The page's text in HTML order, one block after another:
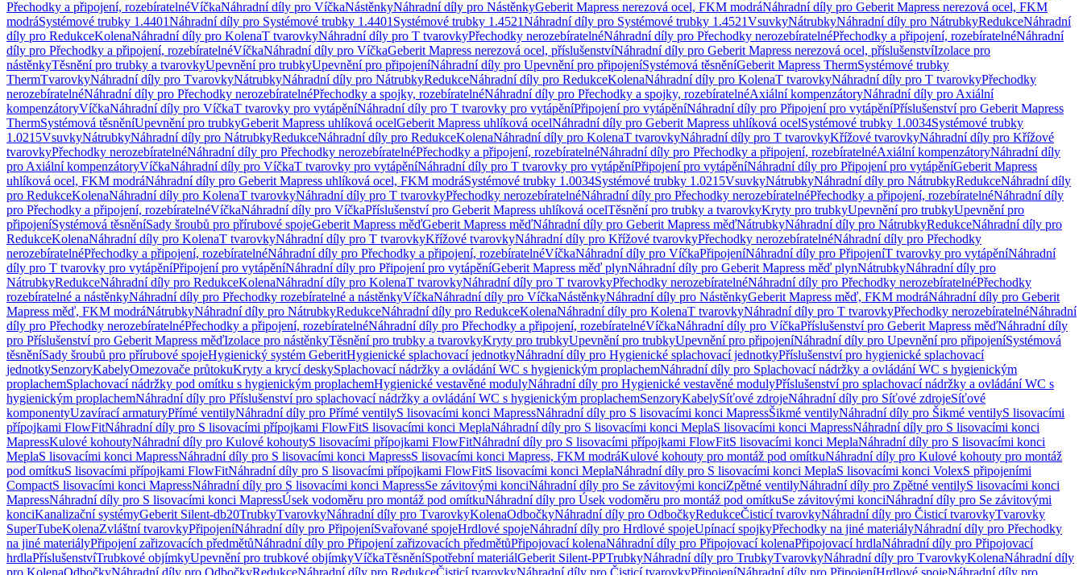
Přechodky a připojení, rozebíratelnéVíčkaNáhradní díly pro VíčkaNástěnkyNáhradní díly pro NástěnkyGeberit Mapress nerezová ocel, FKM modráNáhradní díly pro Geberit Mapress nerezová ocel, FKM
modráSystémové trubky 1.4401Náhradní díly pro Systémové trubky 1.4401 Systémové trubky 1.4521Náhradní díly pro Systémové trubky 1.4521VsuvkyNátrubkyNáhradní díly pro NátrubkyRedukceNáhradní
díly pro RedukceKolenaNáhradní díly pro KolenaT tvarovkyNáhradní díly pro T tvarovkyPřechodky nerozebíratelnéNáhradní díly pro Přechodky nerozebíratelnéPřechodky a připojení, rozebíratelnéNáhradní
díly pro Přechodky a připojení, rozebíratelnéVíčkaNáhradní díly pro VíčkaGeberit Mapress nerezová ocel, příslušenstvíNáhradní díly pro Geberit Mapress nerezová ocel, příslušenstvíIzolace pro
nástěnkyTěsnění pro trubky a tvarovkyUpevnění pro trubkyUpevnění pro připojeníNáhradní díly pro Upevnění pro připojeníSystémová těsněníGeberit Mapress ThermSystémové trubky
ThermTvarovkyNáhradní díly pro TvarovkyNátrubkyNáhradní díly pro NátrubkyRedukceNáhradní díly pro RedukceKolenaNáhradní díly pro KolenaT tvarovkyNáhradní díly pro T tvarovkyPřechodky
nerozebíratelnéNáhradní díly pro Přechodky nerozebíratelnéPřechodky a spojky, rozebíratelnéNáhradní díly pro Přechodky a spojky, rozebíratelnéAxiální kompenzátoryNáhradní díly pro Axiální
kompenzátoryVíčkaNáhradní díly pro VíčkaT tvarovky pro vytápěníNáhradní díly pro T tvarovky pro vytápěníPřipojení pro vytápěníNáhradní díly pro Připojení pro vytápěníPříslušenství pro Geberit Mapress
ThermSystémová těsněníUpevnění pro trubkyGeberit Mapress uhlíková ocelGeberit Mapress uhlíková ocelNáhradní díly pro Geberit Mapress uhlíková ocelSystémové trubky 1.0034Systémové trubky
1.0215VsuvkyNátrubkyNáhradní díly pro NátrubkyRedukceNáhradní díly pro RedukceKolenaNáhradní díly pro KolenaT tvarovkyNáhradní díly pro T tvarovkyKřížové tvarovkyNáhradní díly pro Křížové
tvarovkyPřechodky nerozebíratelnéNáhradní díly pro Přechodky nerozebíratelnéPřechodky a připojení, rozebíratelnéNáhradní díly pro Přechodky a připojení, rozebíratelnéAxiální kompenzátoryNáhradní díly
pro Axiální kompenzátoryVíčkaNáhradní díly pro VíčkaT tvarovky pro vytápěníNáhradní díly pro T tvarovky pro vytápěníPřipojení pro vytápěníNáhradní díly pro Připojení pro vytápěníGeberit Mapress
uhlíková ocel, FKM modráNáhradní díly pro Geberit Mapress uhlíková ocel, FKM modráSystémové trubky 1.0034Systémové trubky 1.0215VsuvkyNátrubkyNáhradní díly pro NátrubkyRedukceNáhradní díly
pro RedukceKolenaNáhradní díly pro KolenaT tvarovkyNáhradní díly pro T tvarovkyPřechodky nerozebíratelnéNáhradní díly pro Přechodky nerozebíratelnéPřechodky a připojení, rozebíratelnéNáhradní díly
pro Přechodky a připojení, rozebíratelnéVíčkaNáhradní díly pro VíčkaPříslušenství pro Geberit Mapress uhlíková ocelTěsnění pro trubky a tvarovkyKryty pro trubkyUpevnění pro trubkyUpevnění pro
připojeníSystémová těsněníSady šroubů pro přírubové spojeGeberit Mapress měďGeberit Mapress měďNáhradní díly pro Geberit Mapress měďNátrubkyNáhradní díly pro NátrubkyRedukceNáhradní díly pro
RedukceKolenaNáhradní díly pro KolenaT tvarovkyNáhradní díly pro T tvarovkyKřížové tvarovkyNáhradní díly pro Křížové tvarovkyPřechodky nerozebíratelnéNáhradní díly pro Přechodky
nerozebíratelnéPřechodky a připojení, rozebíratelnéNáhradní díly pro Přechodky a připojení, rozebíratelnéVíčkaNáhradní díly pro VíčkaPřipojeníNáhradní díly pro PřipojeníT tvarovky pro vytápěníNáhradní
díly pro T tvarovky pro vytápěníPřipojení pro vytápěníNáhradní díly pro Připojení pro vytápěníGeberit Mapress měď plynNáhradní díly pro Geberit Mapress měď plynNátrubkyNáhradní díly pro
NátrubkyRedukceNáhradní díly pro RedukceKolenaNáhradní díly pro KolenaT tvarovkyNáhradní díly pro T tvarovkyPřechodky nerozebíratelnéNáhradní díly pro Přechodky nerozebíratelnéPřechodky
rozebíratelné a nástěnkyNáhradní díly pro Přechodky rozebíratelné a nástěnkyVíčkaNáhradní díly pro VíčkaNástěnkyNáhradní díly pro NástěnkyGeberit Mapress měď, FKM modráNáhradní díly pro Geberit
Mapress měď, FKM modráNátrubkyNáhradní díly pro NátrubkyRedukceNáhradní díly pro RedukceKolenaNáhradní díly pro KolenaT tvarovkyNáhradní díly pro T tvarovkyPřechodky nerozebíratelnéNáhradní
díly pro Přechodky nerozebíratelnéPřechodky a připojení, rozebíratelnéNáhradní díly pro Přechodky a připojení, rozebíratelnéVíčkaNáhradní díly pro VíčkaPříslušenství pro Geberit Mapress měďNáhradní díly
pro Příslušenství pro Geberit Mapress měďIzolace pro nástěnkyTěsnění pro trubky a tvarovkyKryty pro trubkyUpevnění pro trubkyUpevnění pro připojeníNáhradní díly pro Upevnění pro připojeníSystémová
těsněníSady šroubů pro přírubové spojeHygienický systém GeberitHygienické splachovací jednotkyNáhradní díly pro Hygienické splachovací jednotkyPříslušenství pro hygienické splachovací
jednotkySenzoryKabelyOmezovače průtokuKryty a krycí deskySplachovací nádržky a ovládání WC s hygienickým proplachemNáhradní díly pro Splachovací nádržky a ovládání WC s hygienickým
proplachemSplachovací nádržky pod omítku s hygienickým proplachemHygienické vestavěné modulyNáhradní díly pro Hygienické vestavěné modulyPříslušenství pro splachovací nádržky a ovládání WC s
hygienickým proplachemNáhradní díly pro Příslušenství pro splachovací nádržky a ovládání WC s hygienickým proplachemSenzoryKabelySíťové zdrojeNáhradní díly pro Síťové zdrojeSíťové
komponentyUzavírací armaturyPřímé ventilyNáhradní díly pro Přímé ventilyS lisovacími konci MapressNáhradní díly pro S lisovacími konci MapressŠikmé ventilyNáhradní díly pro Šikmé ventilyS lisovacími
přípojkami FlowFitNáhradní díly pro S lisovacími přípojkami FlowFitS lisovacími konci MeplaNáhradní díly pro S lisovacími konci MeplaS lisovacími konci MapressNáhradní díly pro S lisovacími konci
MapressKulové kohoutyNáhradní díly pro Kulové kohoutyS lisovacími přípojkami FlowFitNáhradní díly pro S lisovacími přípojkami FlowFitS lisovacími konci MeplaNáhradní díly pro S lisovacími konci
MeplaS lisovacími konci MapressNáhradní díly pro S lisovacími konci MapressS lisovacími konci Mapress, FKM modráKulové kohouty pro montáž pod omítkuNáhradní díly pro Kulové kohouty pro montáž
pod omítkuS lisovacími přípojkami FlowFitNáhradní díly pro S lisovacími přípojkami FlowFitS lisovacími konci MeplaNáhradní díly pro S lisovacími konci MeplaS lisovacími konci VolexS připojeními
CompactS lisovacími konci MapressNáhradní díly pro S lisovacími konci MapressSe závitovými konciNáhradní díly pro Se závitovými konciZpětné ventilyNáhradní díly pro Zpětné ventilyS lisovacími konci
MapressNáhradní díly pro S lisovacími konci MapressÚsek vodoměru pro montáž pod omítkuNáhradní díly pro Úsek vodoměru pro montáž pod omítkuSe závitovými konciNáhradní díly pro Se závitovými
konciKanalizační systémyGeberit Silent-db20TrubkyTvarovkyNáhradní díly pro TvarovkyKolenaOdbočkyNáhradní díly pro OdbočkyRedukceČisticí tvarovkyNáhradní díly pro Čisticí tvarovkyTvarovky
SuperTubeKolenaZvláštní tvarovkyPřipojeníNáhradní díly pro PřipojeníSvařované spojeHrdlové spojeNáhradní díly pro Hrdlové spojeUpínací spojkyPřechodky na jiné materiályNáhradní díly pro Přechodky
na jiné materiályPřipojení zařizovacích předmětůNáhradní díly pro Připojení zařizovacích předmětůPřipojovací kolenaNáhradní díly pro Připojovací kolenaPřipojovací hrdlaNáhradní díly pro Připojovací
hrdlaPříslušenstvíTrubkové objímkyUpevnění pro trubkové objímkyVíčkaTěsněníSpotřební materiálGeberit Silent-PPTrubkyNáhradní díly pro TrubkyTvarovkyNáhradní díly pro TvarovkyKolenaNáhradní díly
pro KolenaOdbočkyNáhradní díly pro OdbočkyRedukceNáhradní díly pro RedukceČisticí tvarovkyNáhradní díly pro Čisticí tvarovkyPřipojeníNáhradní díly pro PřipojeníHrdlové spojeNáhradní díly pro